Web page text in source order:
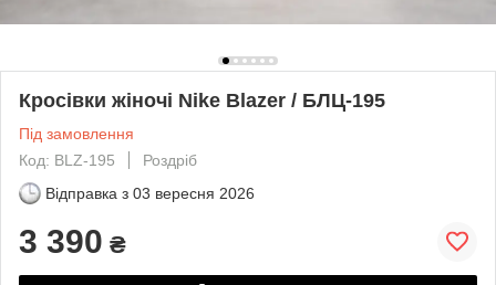
Кросівки жіночі Nike Blazer / БЛЦ-195
Під замовлення
Код: BLZ-195
Роздріб
Відправка з 03 вересня 2026
3 390 ₴